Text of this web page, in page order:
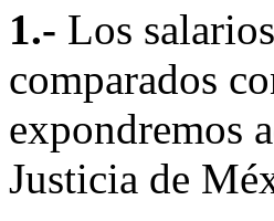
1.- Los
comparados
expondremos
Justicia de